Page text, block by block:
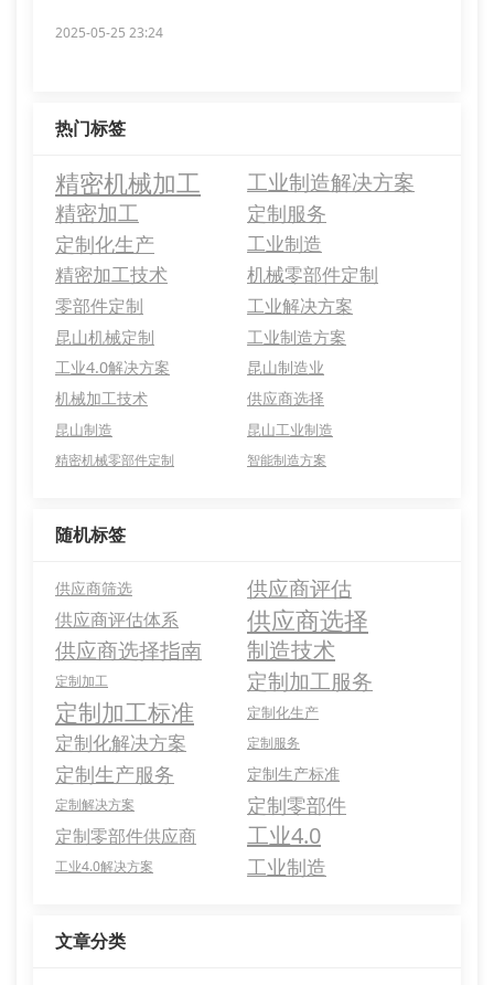
2025-05-25 23:24
热门标签
精密机械加工
工业制造解决方案
精密加工
定制服务
定制化生产
工业制造
精密加工技术
机械零部件定制
零部件定制 工业解决方案
昆山机械定制 工业制造方案
工业4.0解决方案
昆山制造业
机械加工技术
供应商选择
昆山制造 昆山工业制造
精密机械零部件定制 智能制造方案
随机标签
供应商筛选 供应商评估
供应商评估体系 供应商选择
供应商选择指南 制造技术
定制加工 定制加工服务
定制加工标准 定制化生产
定制化解决方案 定制服务
定制生产服务 定制生产标准
定制解决方案 定制零部件
定制零部件供应商 工业4.0
工业4.0解决方案 工业制造
文章分类